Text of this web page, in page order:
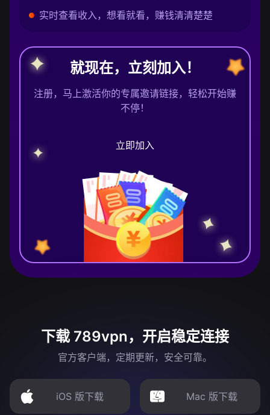
实时查看收入，想看就看，赚钱清清楚楚
就现在，立刻加入！
注册，马上激活你的专属邀请链接，轻松开始赚
不停！
立即加入
下载 789vpn，开启稳定连接
官方客户端，定期更新，安全可靠。
iOS 版下载 Mac 版下载